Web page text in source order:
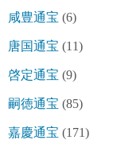
咸豊通宝 (6)
唐国通宝 (11)
啓定通宝 (9)
嗣徳通宝 (85)
嘉慶通宝 (171)